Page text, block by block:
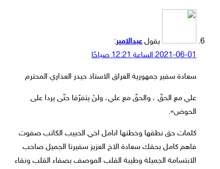
يقول عبدالامير:
2021-06-01 الساعة 12:21 صباحًا
سعادة سفير جمهورية العراق الاستاذ حيدر العذاري المحترم
علي مع الحقّ ، والحقّ مع علي، ولنْ يتفرّقا حتّى يردا على
الحوض».
كلمات حق نطقها وخطتها انامل اخي الحبيب الكاتب صفوت
فاهم كامل بحقك سعادة الاخ العزيز سفيرنا الجميل صاحب
الابتسامة الجميلة وطيبة القلب الموصف بصفاء القلب ونقاء